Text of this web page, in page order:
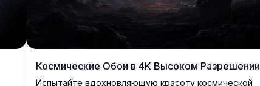
Космические Обои в 4K Высоком Разрешении
Испытайте вдохновляющую красоту космической